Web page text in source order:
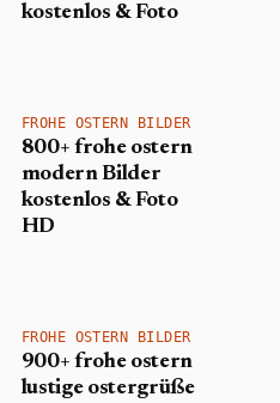
kostenlos & Foto
FROHE OSTERN BILDER
800+ frohe ostern
modern Bilder
kostenlos & Foto
HD
FROHE OSTERN BILDER
900+ frohe ostern
lustige ostergrüße